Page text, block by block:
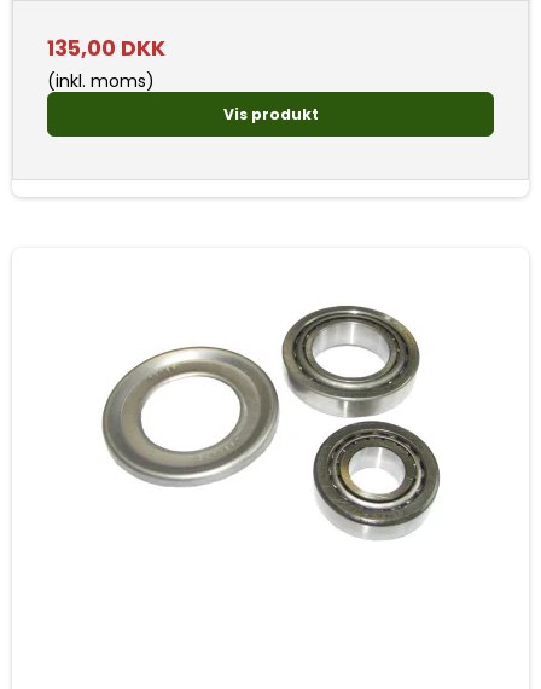
135,00 DKK
(inkl. moms)
Vis produkt